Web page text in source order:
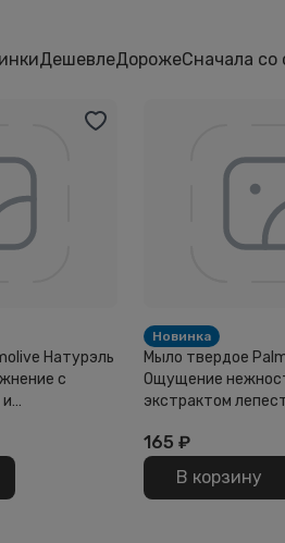
ДешевлеДорожеСначала со
Натурэль
с
Новинка
Мыло твердое
Ощущение
экстрактом
165 ₽
В корзину